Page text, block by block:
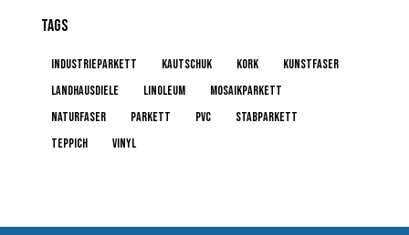
TAGS
Industrieparkett kautschuk kork
kunstfaser
Landhausdiele
linoleum
Mosaikparkett
naturfaser
parkett pvc
Stabparkett
teppich
vinyl